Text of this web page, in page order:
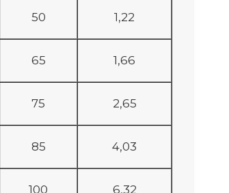
50 1,22
65 1,66
75 2,65
85 4,03
100 6,32